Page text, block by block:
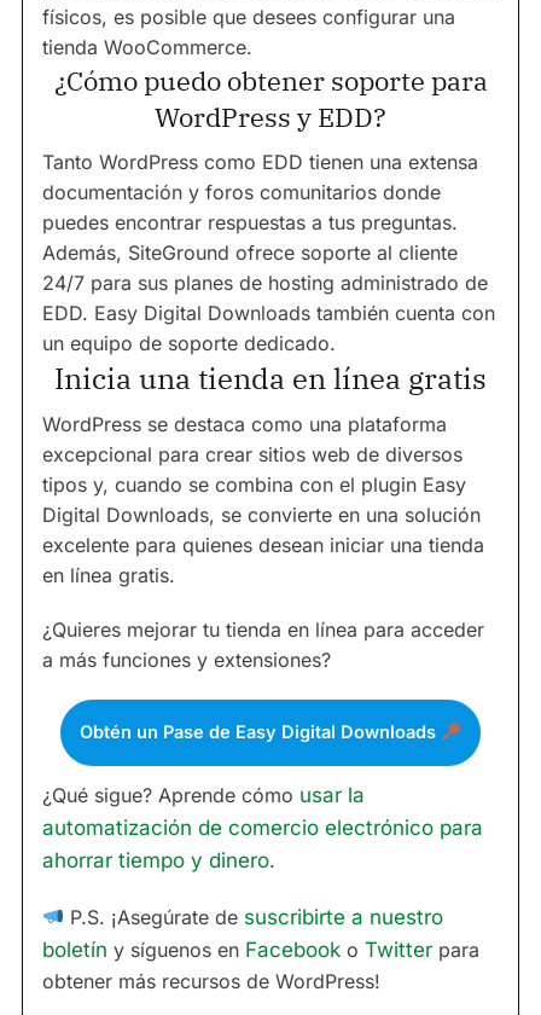
físicos, es posible que desees configurar una
tienda WooCommerce.
¿Cómo puedo obtener soporte para
WordPress y EDD?
Tanto WordPress como EDD tienen una extensa
documentación y foros comunitarios donde
puedes encontrar respuestas a tus preguntas.
Además, SiteGround ofrece soporte al cliente
24/7 para sus planes de hosting administrado de
EDD. Easy Digital Downloads también cuenta con
un equipo de soporte dedicado.
Inicia una tienda en línea gratis
WordPress se destaca como una plataforma
excepcional para crear sitios web de diversos
tipos y, cuando se combina con el plugin Easy
Digital Downloads, se convierte en una solución
excelente para quienes desean iniciar una tienda
en línea gratis.
¿Quieres mejorar tu tienda en línea para acceder
a más funciones y extensiones?
Obtén un Pase de Easy Digital Downloads
¿Qué sigue? Aprende cómo usar la
automatización de comercio electrónico para
ahorrar tiempo y dinero.
P.S. ¡Asegúrate de suscribirte a nuestro
boletín y síguenos en Facebook o Twitter para
obtener más recursos de WordPress!